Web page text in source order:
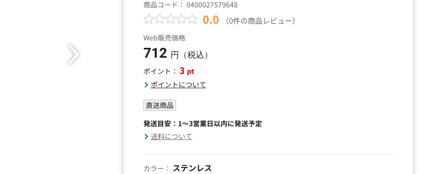
商品コード： 0400027579648
0.0 （0件の商品レビュー）
Web販売価格
712 円（税込）
ポイント： 3 pt
ポイントについて
直送商品
発送目安：1～3営業日以内に発送予定
送料について
カラー： ステンレス